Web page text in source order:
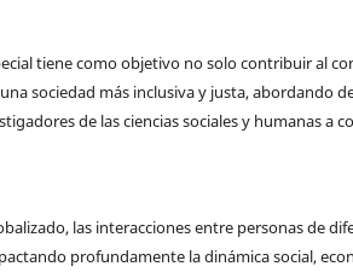
tiene como objetivo no solo contribuir al
sociedad más inclusiva y justa, abordando
de las ciencias sociales y humanas a
las interacciones entre personas de
profundamente la dinámica social,